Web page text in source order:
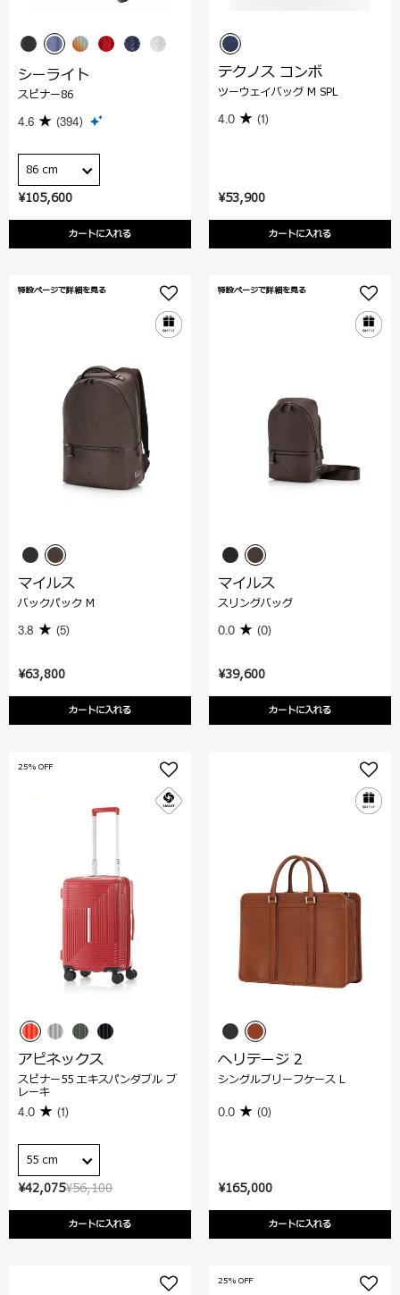
¥105,600
カートに入れる
シーライト
スピナー86
4.6 (394)
86 cm
¥53,900
カートに入れる
テクノス コンボ
ツーウェイバッグ M SPL
4.0 (1)
¥63,800
カートに入れる
特設ページで詳細を見る
マイルス
バックパック M
3.8 (5)
¥39,600
カートに入れる
特設ページで詳細を見る
マイルス
スリングバッグ
0.0 (0)
¥56,100
¥42,075
カートに入れる
25% OFF
アピネックス
スピナー55 エキスパンダブル ブ
レーキ
4.0 (1)
55 cm
¥165,000
カートに入れる
ヘリテージ 2
シングルブリーフケース L
0.0 (0)
25% OFF